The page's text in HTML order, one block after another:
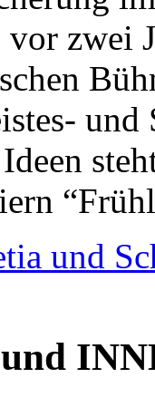
zwei
und
und